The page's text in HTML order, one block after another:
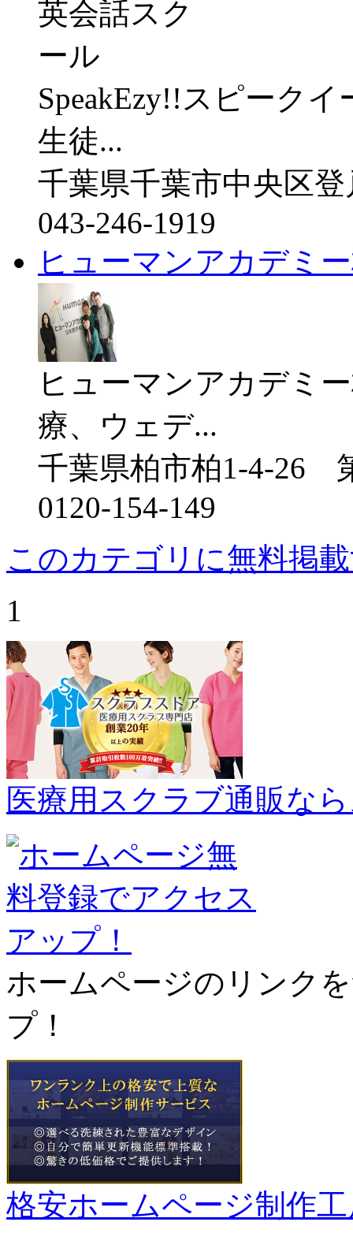
SpeakEzy!!スピーク
生徒...
千葉県千葉市中央区
043-246-1919
ヒューマンアカデミ
ヒューマンアカデミ
療、ウェデ...
千葉県柏市柏1-4-26
0120-154-149
このカテゴリに無料掲
1
医療用スクラブ通販な
ホームページのリンク
プ！
格安ホームページ制作